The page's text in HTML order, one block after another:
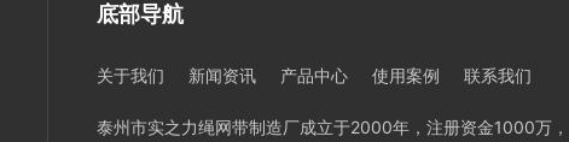
底部导航
关于我们 新闻资讯 产品中心 使用案例 联系我们
泰州市实之力绳网带制造厂成立于2000年，注册资金1000万